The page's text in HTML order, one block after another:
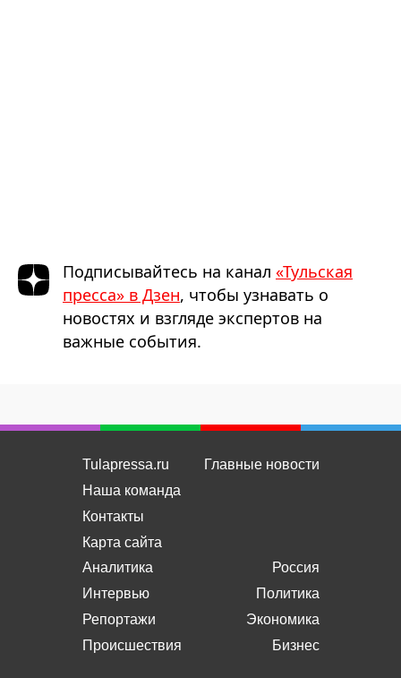
Подписывайтесь на канал «Тульская
пресса» в Дзен, чтобы узнавать о
новостях и взгляде экспертов на
важные события.
Tulapressa.ru
Наша команда
Контакты
Карта сайта
Главные новости
Аналитика
Интервью
Репортажи
Происшествия
Россия
Политика
Экономика
Бизнес